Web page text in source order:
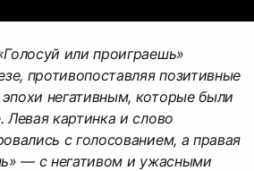
или проиграешь»
противопоставляя позитивные
негативным, которые были
картинка и слово
с голосованием, а правая
— с негативом и ужасными